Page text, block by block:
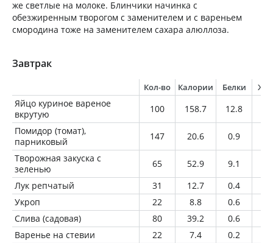
же светлые на молоке. Блинчики начинка с
обезжиренным творогом с заменителем и с вареньем
смородина тоже на заменителем сахара алюллоза.
Завтрак
Кол-во Калории Белки
Яйцо куриное вареное
вкрутую
100 158.7 12.8
Помидор (томат),
парниковый
147 20.6 0.9
Творожная закуска с
зеленью
65 52.9 9.1
Лук репчатый
31 12.7 0.4
Укроп
22 8.8 0.6
Слива (садовая)
80 39.2 0.6
Варенье на стевии
22 7.4 0.2